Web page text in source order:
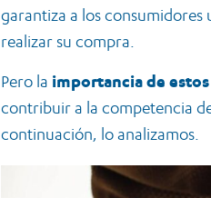
garantiza a los consumidores
realizar su compra.
Pero la importancia de
contribuir a la competencia
continuación, lo analizamos.